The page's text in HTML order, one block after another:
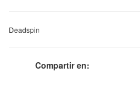
Deadspin
Compartir en: